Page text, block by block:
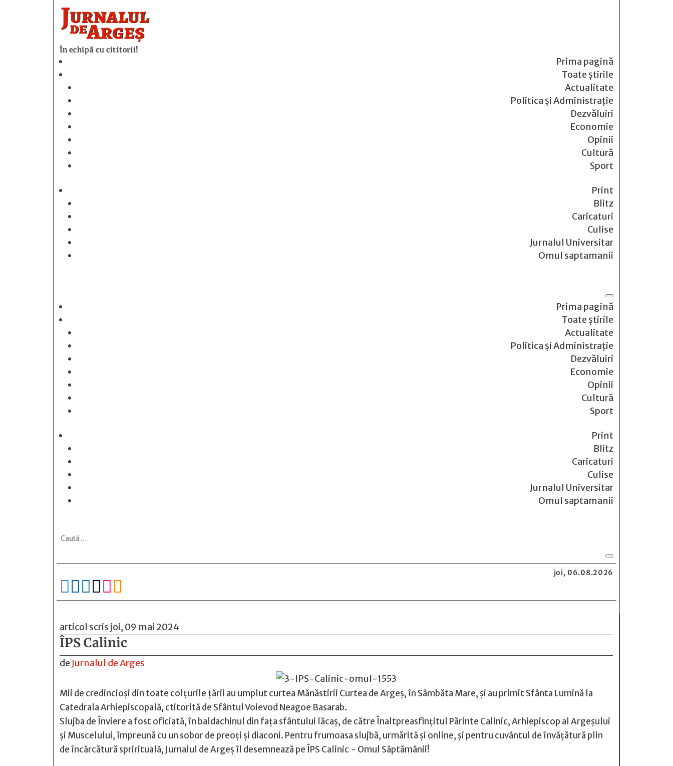
În echipă cu cititorii!
Prima pagină
Toate știrile
Actualitate
Politica și Administrație
Dezvăluiri
Economie
Opinii
Cultură
Sport
Print
Blitz
Caricaturi
Culise
Jurnalul Universitar
Omul saptamanii
Prima pagină
Toate știrile
Actualitate
Politica și Administrație
Dezvăluiri
Economie
Opinii
Cultură
Sport
Print
Blitz
Caricaturi
Culise
Jurnalul Universitar
Omul saptamanii
joi, 06.08.2026

articol scris joi, 09 mai 2024
ÎPS Calinic
de Jurnalul de Arges
Mii de credincioși din toate colțurile țării au umplut curtea Mănăstirii Curtea de Argeș, în Sâmbăta Mare, și au primit Sfânta Lumină la
Catedrala Arhiepiscopală, ctitorită de Sfântul Voievod Neagoe Basarab.
Slujba de Înviere a fost oficiată, în baldachinul din faţa sfântului lăcaş, de către Înaltpreasfinţitul Părinte Calinic, Arhiepiscop al Argeşului
şi Muscelului, împreună cu un sobor de preoţi şi diaconi. Pentru frumoasa slujbă, urmărită și online, și pentru cuvântul de învățătură plin
de încărcătură sprirituală, Jurnalul de Argeș îl desemnează pe ÎPS Calinic - Omul Săptămânii!